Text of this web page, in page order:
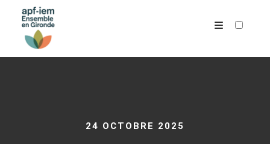
24 OCTOBRE 2025